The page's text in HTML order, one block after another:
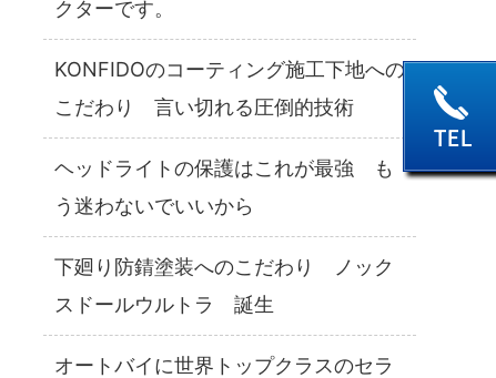
クターです。
KONFIDOのコーティング施工下地への
こだわり 言い切れる圧倒的技術
ヘッドライトの保護はこれが最強 も
う迷わないでいいから
下廻り防錆塗装へのこだわり ノック
スドールウルトラ 誕生
オートバイに世界トップクラスのセラ